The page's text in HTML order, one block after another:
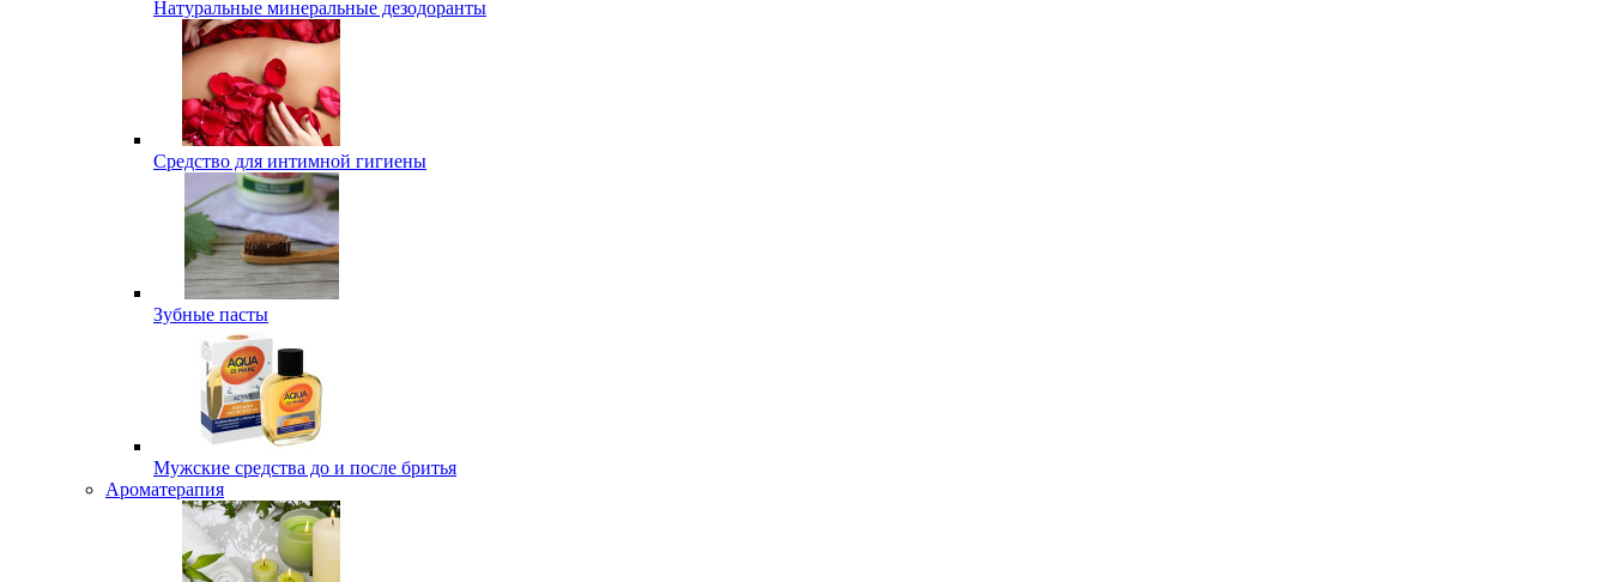
Натуральные минеральные дезодоранты
Средство для интимной гигиены
Зубные пасты
Мужские средства до и после бритья
Ароматерапия